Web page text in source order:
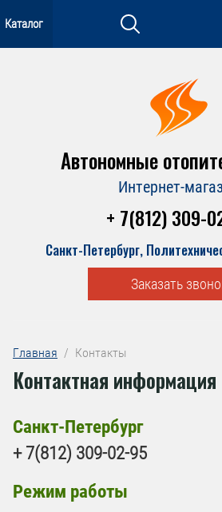
Каталог
Автономные
Интернет-
+ 7(812) 309-
Санкт-Петербург,
Заказать
Главная
  /  Контакты
Контактная информация
Санкт-Петербург
+ 7(812) 309-02-95
Режим работы